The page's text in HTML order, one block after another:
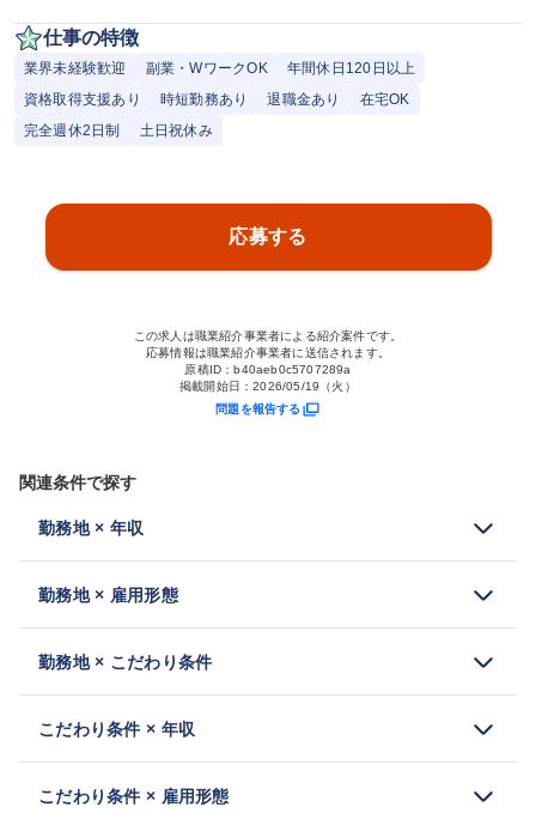
仕事の特徴
業界未経験歓迎 副業・WワークOK
年間休日120日以上
資格取得支援あり
時短勤務あり 退職金あり
在宅OK
完全週休2日制
土日祝休み
応募する
この求人は職業紹介事業者による紹介案件です。
応募情報は職業紹介事業者に送信されます。
原稿ID：b40aeb0c5707289a
掲載開始日：2026/05/19（火）
問題を報告する
関連条件で探す
勤務地 × 年収
勤務地 × 雇用形態
勤務地 × こだわり条件
こだわり条件 × 年収
こだわり条件 × 雇用形態